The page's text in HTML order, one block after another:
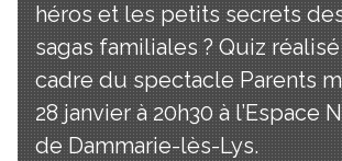
héros et les petits secrets
sagas familiales ? Quiz
cadre du spectacle Parents
28 janvier à 20h30 à l’Espace
de Dammarie-lès-Lys.